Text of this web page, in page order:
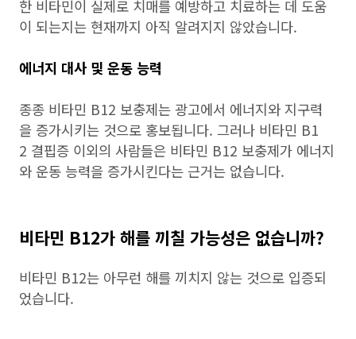
한 비타민이 실제로 치매를 예방하고 치료하는 데 도움
이 되는지는 현재까지 아직 알려지지 않았습니다.
에너지 대사 및 운동 능력
종종 비타민 B12 보충제는 광고에서 에너지와 지구력
을 증가시키는 것으로 홍보됩니다. 그러나 비타민 B1
2 결핍증 이외의 사람들은 비타민 B12 보충제가 에너지
와 운동 능력을 증가시킨다는 근거는 없습니다.
비타민 B12가 해를 끼칠 가능성은 없습니까?
비타민 B12는 아무런 해를 끼치지 않는 것으로 입증되
었습니다.